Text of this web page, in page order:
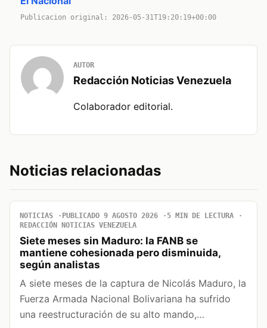
Publicacion original: 2026-05-31T19:20:19+00:00
AUTOR
Redacción Noticias Venezuela
Colaborador editorial.
Noticias relacionadas
NOTICIAS PUBLICADO 9 AGOSTO 2026
5 MIN DE LECTURA
REDACCIÓN NOTICIAS VENEZUELA
Siete meses sin Maduro: la FANB se
mantiene cohesionada pero disminuida,
según analistas
A siete meses de la captura de Nicolás Maduro, la
Fuerza Armada Nacional Bolivariana ha sufrido
una reestructuración de su alto mando,…